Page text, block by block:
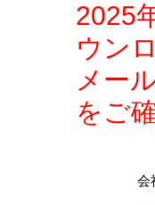
2025
ウン
メー
をご
会